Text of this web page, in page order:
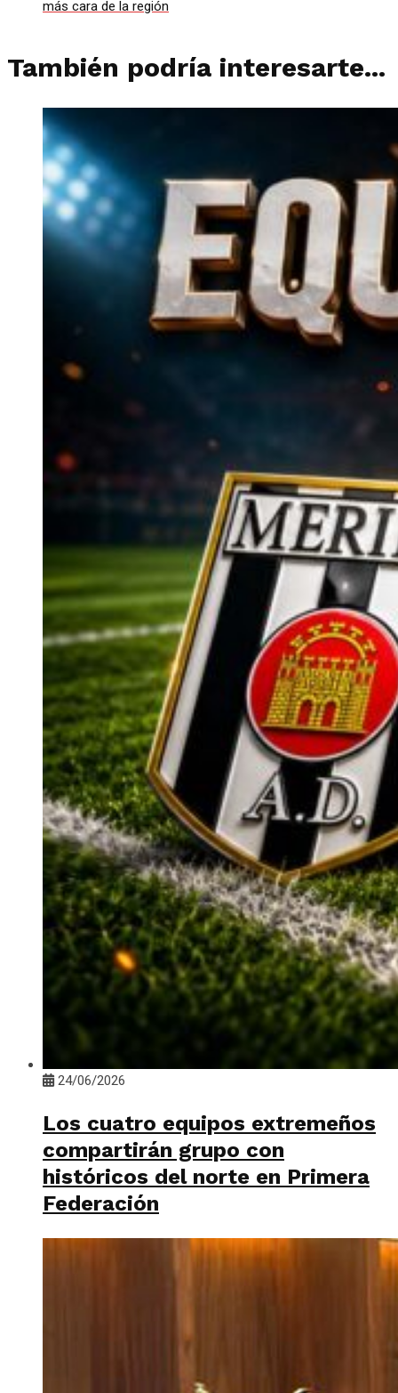
más cara de la región
También podría interesarte...
24/06/2026
Los cuatro equipos extremeños
compartirán grupo con
históricos del norte en Primera
Federación